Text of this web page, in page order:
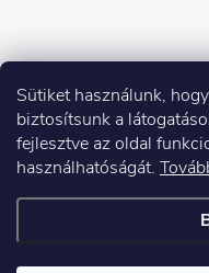
Sütiket használunk,
biztosítsunk a
fejlesztve az oldal
használhatóságát.
Copyright 2026